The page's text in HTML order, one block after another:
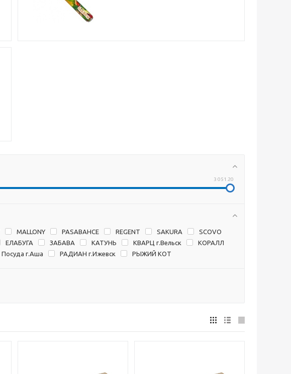
3 051.20
MALLONY PASABAHCE REGENT SAKURA
SCOVO
ЕЛАБУГА ЗАБАВА КАТУНЬ КВАРЦ г.Вельск
КОРАЛЛ
Посуда г.Аша РАДИАН г.Ижевск РЫЖИЙ КОТ